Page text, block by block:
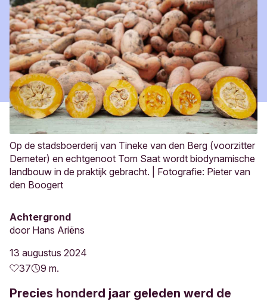
Op de stadsboerderij van Tineke van den Berg (voorzitter
Demeter) en echtgenoot Tom Saat wordt biodynamische
landbouw in de praktijk gebracht. | Fotografie: Pieter van
den Boogert
Achtergrond
door Hans Ariëns
13 augustus 2024
37
9 m.
Precies honderd jaar geleden werd de